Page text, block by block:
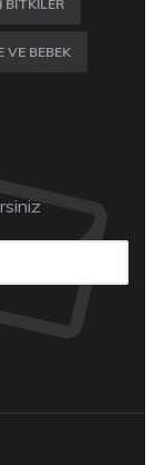
BITKILER
VE BEBEK